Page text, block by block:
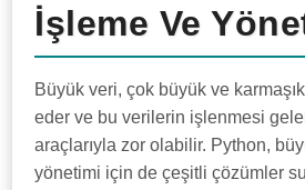
İşleme Ve
Büyük veri, çok büyük ve
eder ve bu verilerin işlenmesi
araçlarıyla zor olabilir. Python,
yönetimi için de çeşitli çözümler